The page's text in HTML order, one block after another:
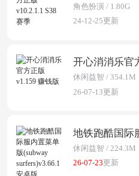
角色扮演 / 1.80G
24-12-25更新
开心消消乐官
休闲益智 / 354.1M
26-07-13更新
休闲益智 / 224.3M
26-07-23更新